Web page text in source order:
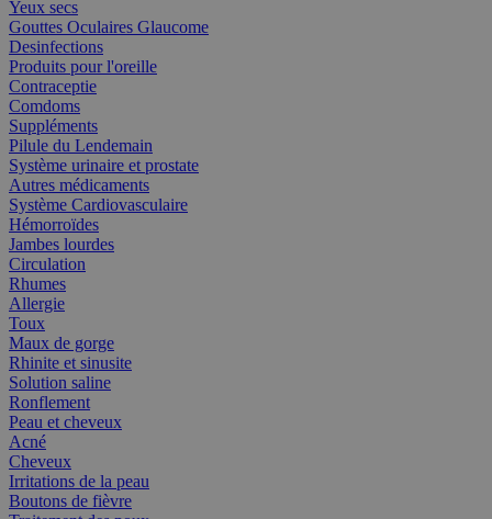
Yeux secs
Gouttes Oculaires Glaucome
Desinfections
Produits pour l'oreille
Contraceptie
Comdoms
Suppléments
Pilule du Lendemain
Système urinaire et prostate
Autres médicaments
Système Cardiovasculaire
Hémorroïdes
Jambes lourdes
Circulation
Rhumes
Allergie
Toux
Maux de gorge
Rhinite et sinusite
Solution saline
Ronflement
Peau et cheveux
Acné
Cheveux
Irritations de la peau
Boutons de fièvre